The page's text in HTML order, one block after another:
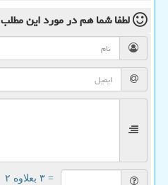
لطفا شما همدر مورد این مطلب
= ۳ بعلاوه ۲